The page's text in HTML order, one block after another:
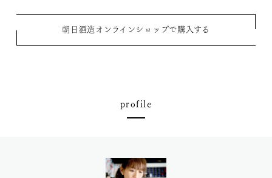
朝日酒造オンラインショップで購入する
profile